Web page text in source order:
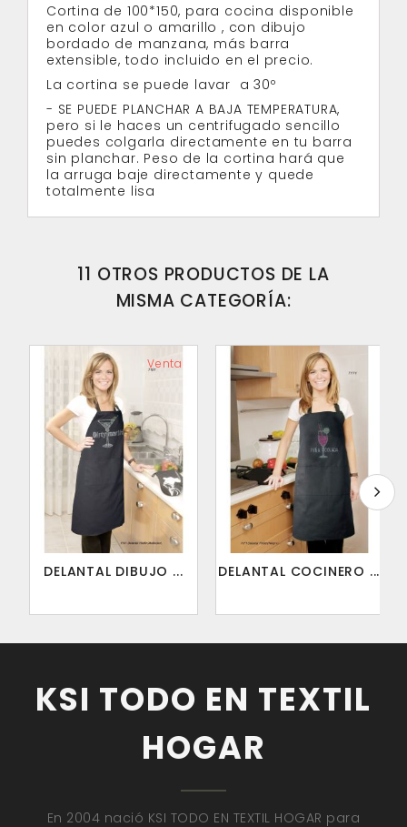
Cortina de 100*150, para cocina disponible
en color azul o amarillo , con dibujo
bordado de manzana, más barra
extensible, todo incluido en el precio.
La cortina se puede lavar a 30º
- SE PUEDE PLANCHAR A BAJA TEMPERATURA,
pero si le haces un centrifugado sencillo
puedes colgarla directamente en tu barra
sin planchar. Peso de la cortina hará que
la arruga baje directamente y quede
totalmente lisa
11 OTROS PRODUCTOS DE LA
MISMA CATEGORÍA:
Venta
DELANTAL DIBUJO ... DELANTAL COCINERO ...
KSI TODO EN TEXTIL
HOGAR
En 2004 nació KSI TODO EN TEXTIL HOGAR para